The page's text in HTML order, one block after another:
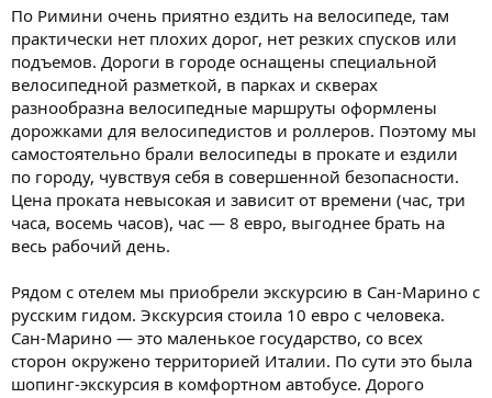
По Римини очень приятно ездить на велосипеде, там
практически нет плохих дорог, нет резких спусков или
подъемов. Дороги в городе оснащены специальной
велосипедной разметкой, в парках и скверах
разнообразна велосипедные маршруты оформлены
дорожками для велосипедистов и роллеров. Поэтому мы
самостоятельно брали велосипеды в прокате и ездили
по городу, чувствуя себя в совершенной безопасности.
Цена проката невысокая и зависит от времени (час, три
часа, восемь часов), час — 8 евро, выгоднее брать на
весь рабочий день.
Рядом с отелем мы приобрели экскурсию в Сан-Марино с
русским гидом. Экскурсия стоила 10 евро с человека.
Сан-Марино — это маленькое государство, со всех
сторон окружено территорией Италии. По сути это была
шопинг-экскурсия в комфортном автобусе. Дорого